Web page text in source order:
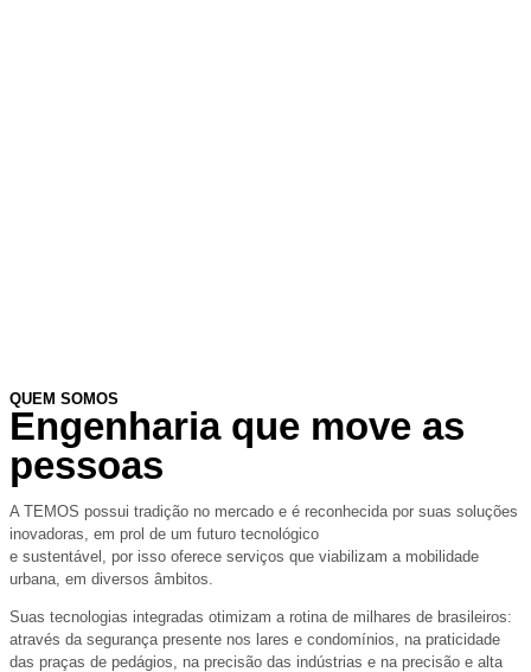
QUEM SOMOS
Engenharia que move as
pessoas
A TEMOS possui tradição no mercado e é reconhecida por suas soluções
inovadoras, em prol de um futuro tecnológico
e sustentável, por isso oferece serviços que viabilizam a mobilidade
urbana, em diversos âmbitos.
Suas tecnologias integradas otimizam a rotina de milhares de brasileiros:
através da segurança presente nos lares e condomínios, na praticidade
das praças de pedágios, na precisão das indústrias e na precisão e alta